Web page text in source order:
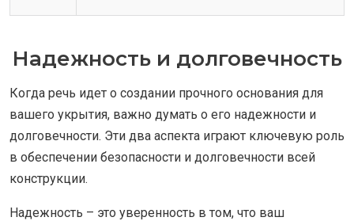
Надежность и долговечность
Когда речь идет о создании прочного основания для
вашего укрытия, важно думать о его надежности и
долговечности. Эти два аспекта играют ключевую роль
в обеспечении безопасности и долговечности всей
конструкции.
Надежность – это уверенность в том, что ваш